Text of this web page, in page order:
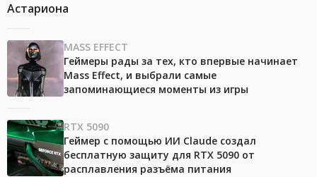
Астариона
MASS EFFECT
Геймеры рады за тех, кто впервые начинает
Mass Effect, и выбрали самые
запоминающиеся моменты из игры
RTX 5090
Геймер с помощью ИИ Claude создал
бесплатную защиту для RTX 5090 от
расплавления разъёма питания